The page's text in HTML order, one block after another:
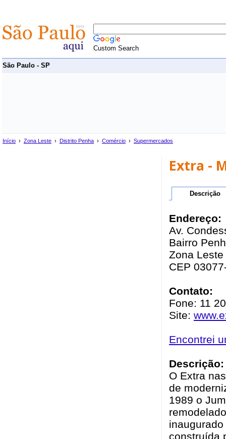
Custom Search
São Paulo - SP
Início › Zona Leste › Distrito Penha › Comércio › Supermercados
Extra -
Descrição
Endereço:
Av.
Bairro
Zona
CEP
Contato:
Fone: 11
Site:
Encontrei
Descrição:
O Extra
de
1989 o
construída